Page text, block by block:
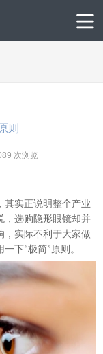
则
次浏览
其实正说明整个产业
，选购隐形眼镜却并
，实际不利于大家做
一下“极简”原则。